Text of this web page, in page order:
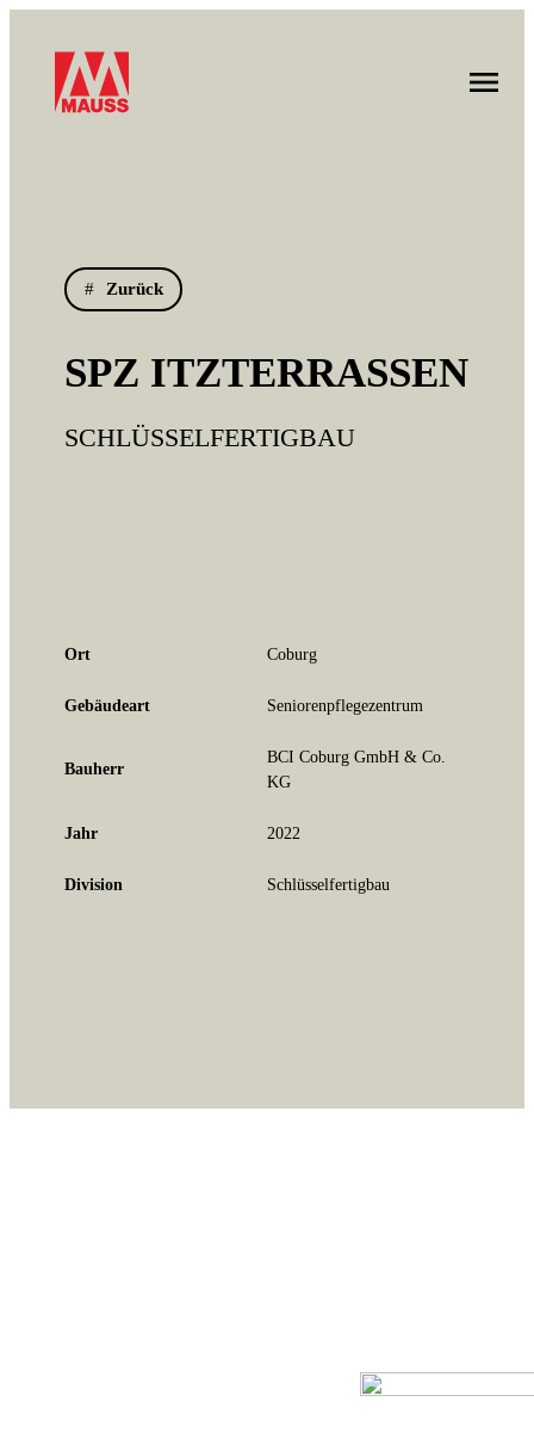
Zurück
SPZ ITZTERRASSEN
SCHLÜSSELFERTIGBAU
Ort Coburg
Gebäudeart Seniorenpflege­zentrum
Bauherr
BCI Coburg GmbH & Co.
KG
Jahr 2022
Division Schlüsselfertigbau